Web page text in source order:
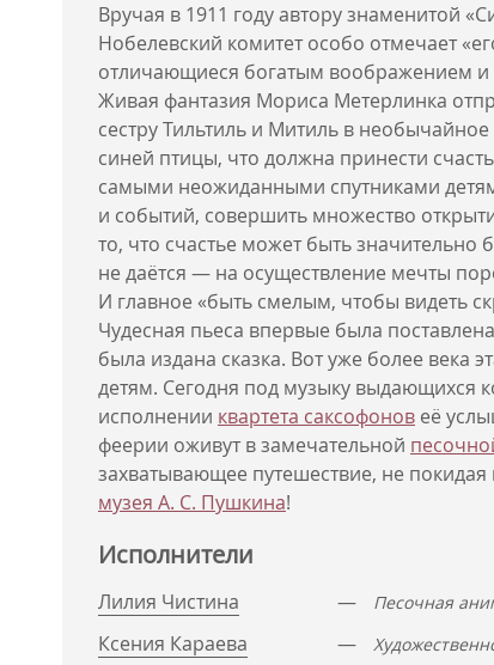
Вручая в 1911 году автору знаменитой
Нобелевский комитет особо отмечает
отличающиеся богатым воображением и
Живая фантазия Мориса Метерлинка
сестру Тильтиль и Митиль в
синей птицы, что должна принести
самыми неожиданными спутниками
и событий, совершить множество
то, что счастье может быть значительно
не даётся — на осуществление мечты
И главное «быть смелым, чтобы видеть
Чудесная пьеса впервые была
была издана сказка. Вот уже более века
детям. Сегодня под музыку выдающихся
исполнении квартета саксофонов её
феерии оживут в замечательной
захватывающее путешествие, не покидая
музея А. С. Пушкина!
Исполнители
Лилия Чистина — Песочная
Ксения Караева —